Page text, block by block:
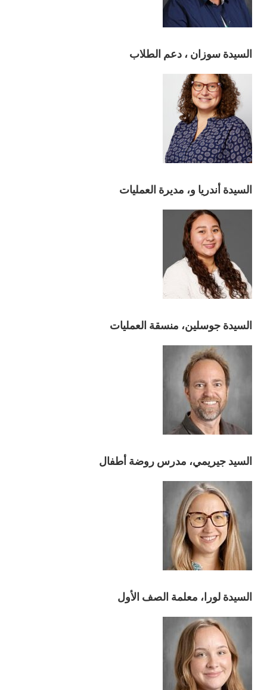
السيدة سوزان ، دعم الطلاب
السيدة أندريا و، مديرة العمليات
السيدة جوسلين، منسقة العمليات
السيد جيريمي، مدرس روضة أطفال
السيدة لورا، معلمة الصف الأول